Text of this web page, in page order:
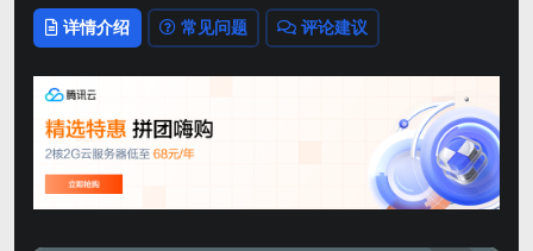
详情介绍 常见问题 评论建议